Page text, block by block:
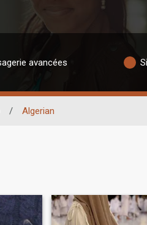
avancées
/ Algerian